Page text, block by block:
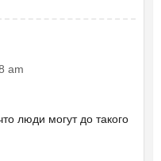
am
люди могут до такого